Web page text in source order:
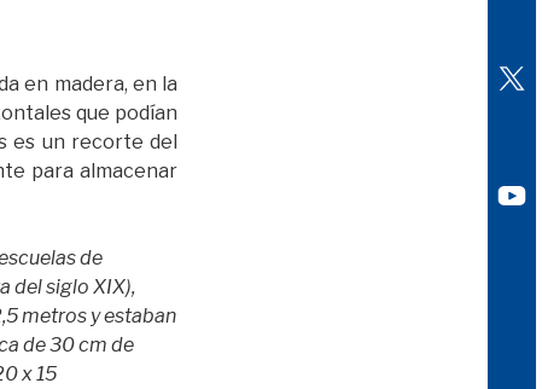
en madera, en la
que podían
es un recorte del
para almacenar
de
del siglo XIX),
metros y estaban
de 30 cm de
x 15